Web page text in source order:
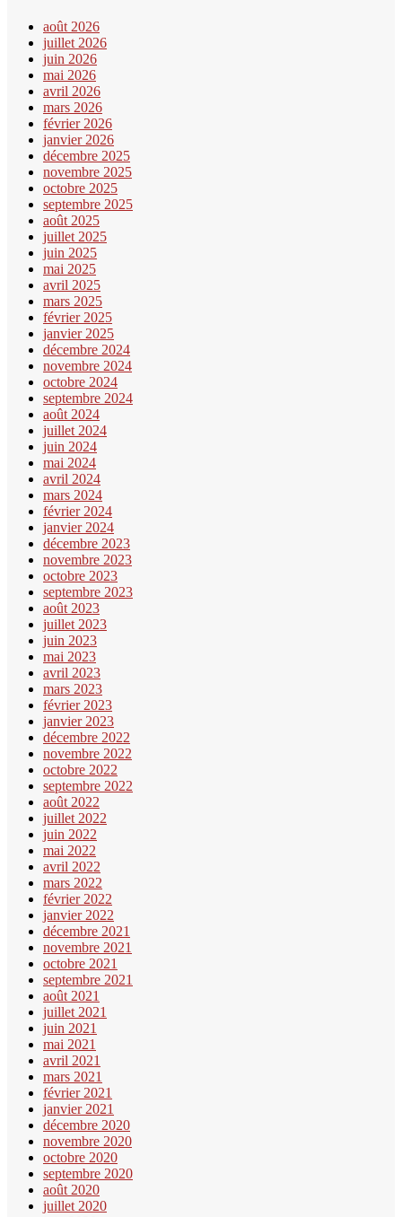
août 2026
juillet 2026
juin 2026
mai 2026
avril 2026
mars 2026
février 2026
janvier 2026
décembre 2025
novembre 2025
octobre 2025
septembre 2025
août 2025
juillet 2025
juin 2025
mai 2025
avril 2025
mars 2025
février 2025
janvier 2025
décembre 2024
novembre 2024
octobre 2024
septembre 2024
août 2024
juillet 2024
juin 2024
mai 2024
avril 2024
mars 2024
février 2024
janvier 2024
décembre 2023
novembre 2023
octobre 2023
septembre 2023
août 2023
juillet 2023
juin 2023
mai 2023
avril 2023
mars 2023
février 2023
janvier 2023
décembre 2022
novembre 2022
octobre 2022
septembre 2022
août 2022
juillet 2022
juin 2022
mai 2022
avril 2022
mars 2022
février 2022
janvier 2022
décembre 2021
novembre 2021
octobre 2021
septembre 2021
août 2021
juillet 2021
juin 2021
mai 2021
avril 2021
mars 2021
février 2021
janvier 2021
décembre 2020
novembre 2020
octobre 2020
septembre 2020
août 2020
juillet 2020